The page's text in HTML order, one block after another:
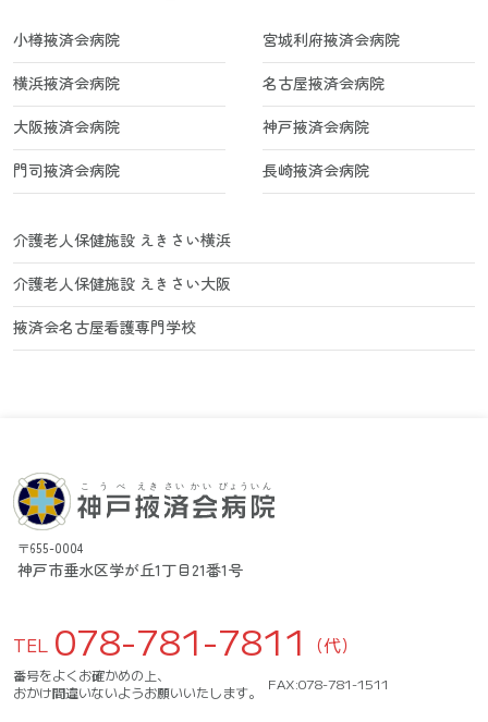
小樽掖済会病院
宮城利府掖済会病院
横浜掖済会病院
名古屋掖済会病院
大阪掖済会病院
神戸掖済会病院
門司掖済会病院
長崎掖済会病院
介護老人保健施設 えきさい横浜
介護老人保健施設 えきさい大阪
掖済会名古屋看護専門学校
〒655-0004
神戸市垂水区学が丘1丁目21番1号
TEL 078-781-7811 （代）
番号をよくお確かめの上、
おかけ間違いないようお願いいたします。
FAX:078-781-1511